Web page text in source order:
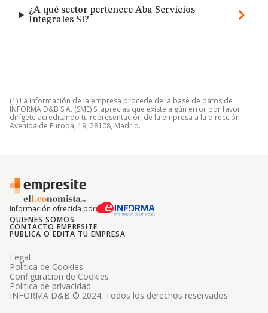
¿A qué sector pertenece Aba Servicios
Integrales Sl?
(1) La información de la empresa procede de la base de datos de
INFORMA D&B S.A. (SME) Si aprecias que existe algún error por favor
dirígete acreditando tu representación de la empresa a la dirección
Avenida de Europa, 19, 28108, Madrid.
Información ofrecida por
QUIENES SOMOS
CONTACTO EMPRESITE
PUBLICA O EDITA TU EMPRESA
INFORMA D&B © 2024. Todos los derechos reservados
Legal
Politica de Cookies
Configuracion de Cookies
Politica de privacidad